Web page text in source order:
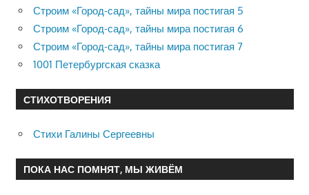
Строим «Город-сад», тайны мира постигая 5
Строим «Город-сад», тайны мира постигая 6
Строим «Город-сад», тайны мира постигая 7
1001 Петербургская сказка
СТИХОТВОРЕНИЯ
Стихи Галины Сергеевны
ПОКА НАС ПОМНЯТ, МЫ ЖИВЁМ